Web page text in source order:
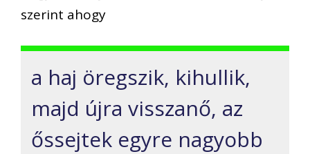
szerint ahogy
a haj öregszik, kihullik,
majd újra visszanő, az
őssejtek egyre nagyobb